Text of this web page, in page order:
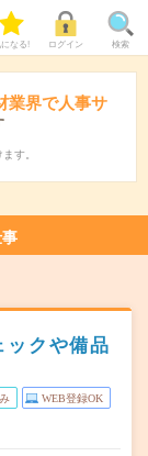
なる! ログイン 検索
業界で人事サ
す。
クや備品
WEB登録OK